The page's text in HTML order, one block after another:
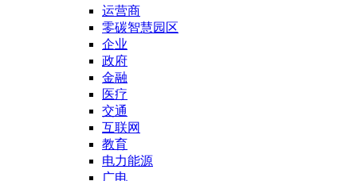
运营商
零碳智慧园区
企业
政府
金融
医疗
交通
互联网
教育
电力能源
广电